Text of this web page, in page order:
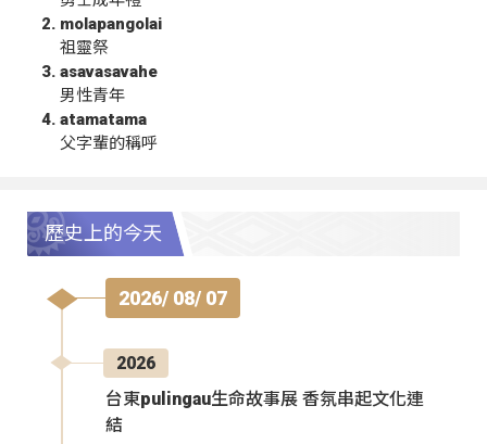
molapangolai
祖靈祭
asavasavahe
男性青年
atamatama
父字輩的稱呼
歷史上的今天
2026/ 08/ 07
2026
台東pulingau生命故事展 香氛串起文化連
結